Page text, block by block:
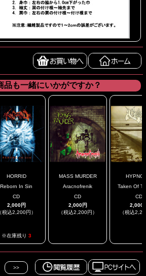
品も一緒にいかがですか？
HORRID
Reborn In Sin
CD
2,000円
（税込2,200円）
※在庫残り 3
MASS MURDER
Aracnofrenik
CD
2,000円
（税込2,200円）
Taken Of
CD
2,000
（税込